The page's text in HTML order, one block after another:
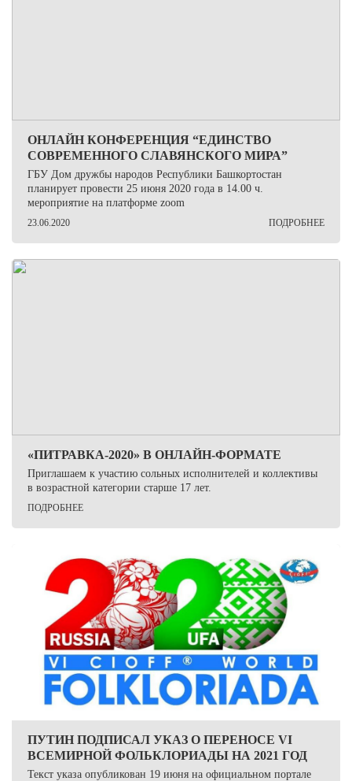
ОНЛАЙН КОНФЕРЕНЦИЯ “ЕДИНСТВО
СОВРЕМЕННОГО СЛАВЯНСКОГО МИРА”
ГБУ Дом дружбы народов Республики Башкортостан
планирует провести 25 июня 2020 года в 14.00 ч.
мероприятие на платформе zoom
23.06.2020 ПОДРОБНЕЕ
«ПИТРАВКА-2020» В ОНЛАЙН-ФОРМАТЕ
Приглашаем к участию сольных исполнителей и коллективы
в возрастной категории старше 17 лет.
ПОДРОБНЕЕ
ПУТИН ПОДПИСАЛ УКАЗ О ПЕРЕНОСЕ VI
ВСЕМИРНОЙ ФОЛЬКЛОРИАДЫ НА 2021 ГОД
Текст указа опубликован 19 июня на официальном портале